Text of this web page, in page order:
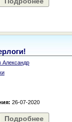
Александр
26-07-2020
Подробнее